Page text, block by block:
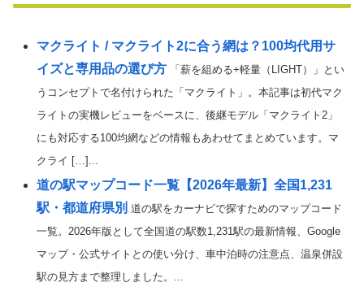
マクライト / マクライト2に合う網は？100均代用サ
イズと専用品の選び方
「薪を組める+軽量（LIGHT）」とい
うコンセプトで名付けられた「マクライト」。本記事は初代マク
ライトの実機レビューをベースに、後継モデル「マクライト2」
にも対応する100均網などの情報もあわせてまとめています。マ
クライ […]...
道の駅マップコード一覧【2026年最新】全国1,231
駅・都道府県別 道の駅をカーナビで探すためのマップコード
一覧。2026年版として全国道の駅数1,231駅の最新情報、Google
マップ・公式サイトとの使い分け、車中泊時の注意点、温泉併設
駅の見方まで整理しました。...